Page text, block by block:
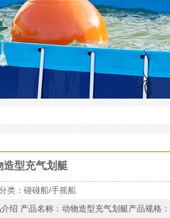
造型充气划艇
类： 碰碰船/手摇船
绍 产品名称：动物造型充气划艇产品规格：